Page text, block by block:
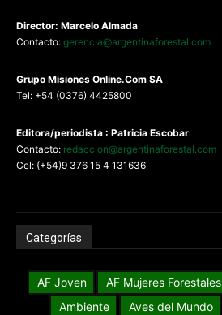
Director: Marcelo Almada
Contacto: gerencia@argentinaforestal.com
Grupo Misiones Online.Com SA
Tel: +54 (0376) 4425800
Editora/periodista : Patricia Escobar
Contacto: redaccion@argentinaforestal.com
Cel: (+54)9 376 15 4 131636
Categorías
AF Joven AF Mujeres Forestales
Ambiente
Aves del Mundo